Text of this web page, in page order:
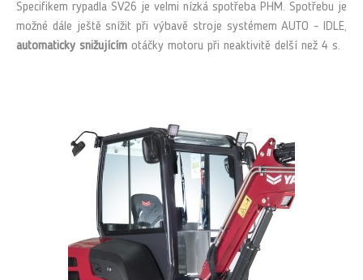
Specifikem rypadla SV26 je velmi nízká spotřeba PHM. Spotřebu je
možné dále ještě snížit při výbavě stroje systémem AUTO - IDLE,
automaticky snižujícím otáčky motoru při neaktivitě delší než 4 s.